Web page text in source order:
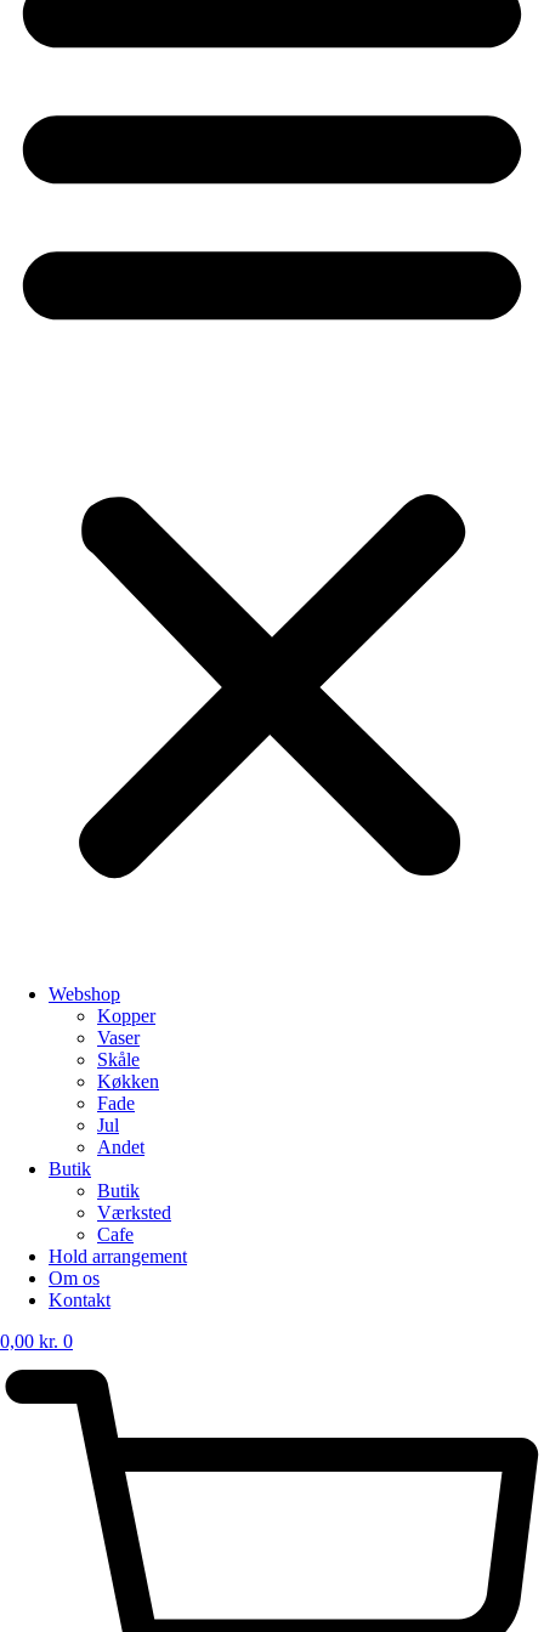
Webshop
Kopper
Vaser
Skåle
Køkken
Fade
Jul
Andet
Butik
Butik
Værksted
Cafe
Hold arrangement
Om os
Kontakt
0,00 kr. 0